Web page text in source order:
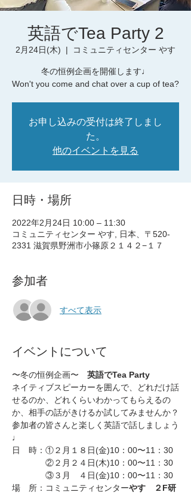
英語でTea Party 2
2月24日(木)
  |
コミュニティセンター やす
冬の恒例企画を開催します♩
お申し込みの受付は終了しまし
た。
他のイベントを見る
日時・場所
2022年2月24日 10:00 – 11:30
コミュニティセンター やす, 日本、〒520-
2331 滋賀県野洲市小篠原２１４２−１７
参加者
すべて表示
イベントについて
〜冬の恒例企画〜 英語でTea Party
ネイティブスピーカーを囲んで、どれだけ話
せるのか、どれくらいわかってもらえるの
か、相手の話がきけるか試してみませんか？
参加者の皆さんと楽しく英語で話しましょう
♩
日　時：①２月１８日(金)10：00〜11：30
②２月２４日(木)10：00〜11：30
③３月　４日(金)10：00〜11：30
場　所：コミュニティセンターやす　２F研